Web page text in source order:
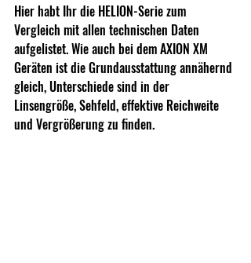
Hier habt Ihr die HELION-Serie zum
Vergleich mit allen technischen Daten
aufgelistet. Wie auch bei dem AXION XM
Geräten ist die Grundausstattung annähernd
gleich, Unterschiede sind in der
Linsengröße, Sehfeld, effektive Reichweite
und Vergrößerung zu finden.